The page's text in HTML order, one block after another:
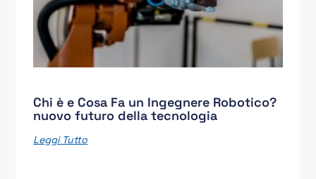
Chi è e Cosa Fa un Ingegnere Robotico?
nuovo futuro della tecnologia
Leggi Tutto